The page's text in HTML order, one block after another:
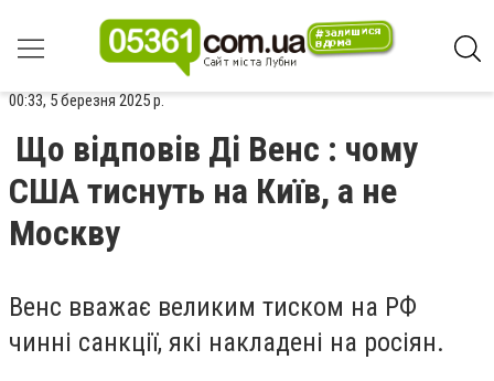
00:33, 5 березня 2025 р.
Що відповів Ді Венс : чому
США тиснуть на Київ, а не
Москву
Венс вважає великим тиском на РФ
чинні санкції, які накладені на росіян.